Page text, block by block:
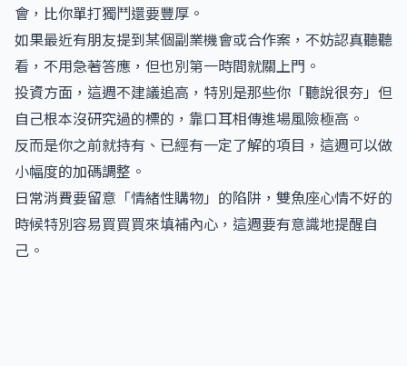
會，比你單打獨鬥還要豐厚。
如果最近有朋友提到某個副業機會或合作案，不妨認真聽聽
看，不用急著答應，但也別第一時間就關上門。
投資方面，這週不建議追高，特別是那些你「聽說很夯」但
自己根本沒研究過的標的，靠口耳相傳進場風險極高。
反而是你之前就持有、已經有一定了解的項目，這週可以做
小幅度的加碼調整。
日常消費要留意「情緒性購物」的陷阱，雙魚座心情不好的
時候特別容易買買買來填補內心，這週要有意識地提醒自
己。